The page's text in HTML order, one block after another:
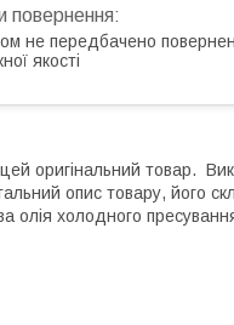
не передбачено
якості
оригінальний товар.
опис товару, його
олія холодного